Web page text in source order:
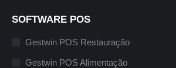
SOFTWARE POS
Gestwin POS Restauração
Gestwin POS Alimentação